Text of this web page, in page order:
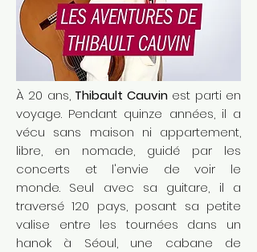
À 20 ans, Thibault Cauvin est parti en
voyage. Pendant quinze années, il a
vécu sans maison ni appartement,
libre, en nomade, guidé par les
concerts et l'envie de voir le
monde. Seul avec sa guitare, il a
traversé 120 pays, posant sa petite
valise entre les tournées dans un
hanok à Séoul, une cabane de